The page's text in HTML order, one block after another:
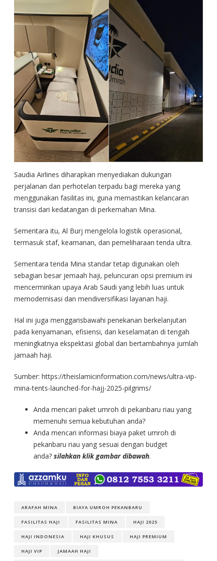
Saudia Airlines diharapkan menyediakan dukungan
perjalanan dan perhotelan terpadu bagi mereka yang
menggunakan fasilitas ini, guna memastikan kelancaran
transisi dari kedatangan di perkemahan Mina.
Sementara itu, Al Burj mengelola logistik operasional,
termasuk staf, keamanan, dan pemeliharaan tenda ultra.
Sementara tenda Mina standar tetap digunakan oleh
sebagian besar jemaah haji, peluncuran opsi premium ini
mencerminkan upaya Arab Saudi yang lebih luas untuk
memodernisasi dan mendiversifikasi layanan haji.
Hal ini juga menggarisbawahi penekanan berkelanjutan
pada kenyamanan, efisiensi, dan keselamatan di tengah
meningkatnya ekspektasi global dan bertambahnya jumlah
jamaah haji.
Sumber: https://theislamicinformation.com/news/ultra-vip-
mina-tents-launched-for-hajj-2025-pilgrims/
Anda mencari paket umroh di pekanbaru riau yang
memenuhi semua kebutuhan anda?
Anda mencari informasi biaya paket umroh di
pekanbaru riau yang sesuai dengan budget
anda? silahkan klik gambar dibawah.
ARAFAH MINA BIAYA UMROH PEKANBARU
FASILITAS HAJI FASILITAS MINA HAJI 2025
HAJI INDONESIA HAJI KHUSUS HAJI PREMIUM
HAJI VIP JAMAAH HAJI